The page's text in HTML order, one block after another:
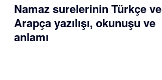
Namaz surelerinin Türkçe ve
Arapça yazılışı, okunuşu ve
anlamı